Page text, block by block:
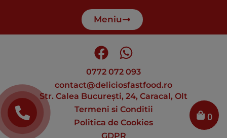
0
Meniu
0772 072 093
contact@deliciosfastfood.ro
Str. Calea București, 24, Caracal, Olt
Termeni si Conditii
Politica de Cookies
GDPR